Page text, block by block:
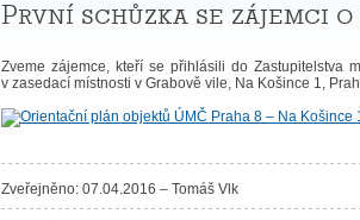
První schůzka se zájemci
Zveme zájemce, kteří se přihlásili do Zastupitelstva
v zasedací místnosti v Grabově vile, Na Košince 1,
Zveřejněno: 07.04.2016 – Tomáš Vlk